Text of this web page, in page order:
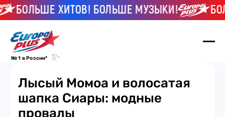
БОЛЬШЕ ХИТОВ! БОЛЬШЕ МУЗЫКИ!
№ 1 в России*
Лысый Момоа и волосатая
шапка Сиары: модные
провалы